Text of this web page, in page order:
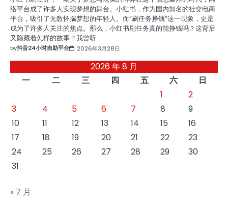
络平台成了许多人实现梦想的舞台。小红书，作为国内知名的社交电商
平台，吸引了无数怀揣梦想的年轻人。而“刷任务挣钱”这一现象，更是
成为了许多人关注的焦点。那么，小红书刷任务真的能挣钱吗？这背后
又隐藏着怎样的故事？我曾听
by抖音24小时自助平台 2026年3月28日
2026 年 8 月
一
二 三 四 五 六
日
1
2
3
4 5 6 7 8
9
10
11 12 13 14 15
16
17
18 19 20 21 22
23
24
25 26 27 28 29
30
31
« 7 月